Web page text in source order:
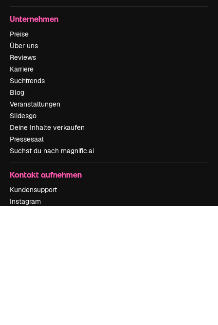
Unternehmen
Preise
Über uns
Reviews
Karriere
Suchtrends
Blog
Veranstaltungen
Slidesgo
Deine Inhalte verkaufen
Pressesaal
Suchst du nach magnific.ai
Kontakt aufnehmen
Kundensupport
Instagram